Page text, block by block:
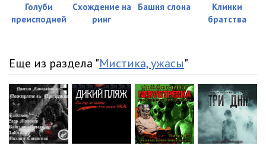
Голуби
преисподней
Схождение на
ринг
Башня слона
Клинки
братства
Еще из раздела "Мистика, ужасы"